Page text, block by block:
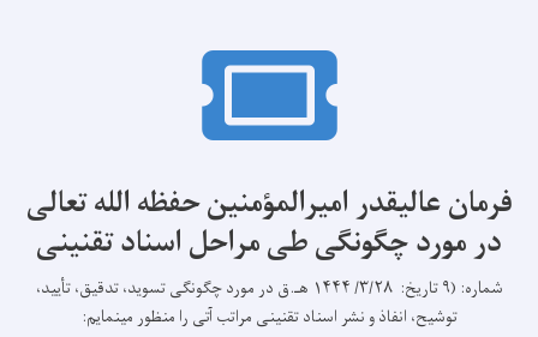
فرمان عالیقدر امیرالمؤمنین حفظه الله تعالی
در مورد چگونگی طی مراحل اسناد تقنینی
شماره: (۹ تاریخ: ۳/۲۸/ ۱۴۴۴ هـ.ق در مورد چگونگی تسوید، تدقیق، تأیید،
توشیح، انفاذ و نشر اسناد تقنینی مراتب آتی را منظور می­نمایم: